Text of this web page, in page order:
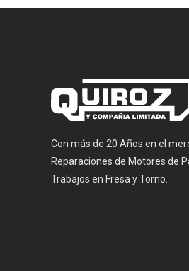
Con más de 20 Años en el
Reparaciones de Motores de
Trabajos en Fresa y Torno.